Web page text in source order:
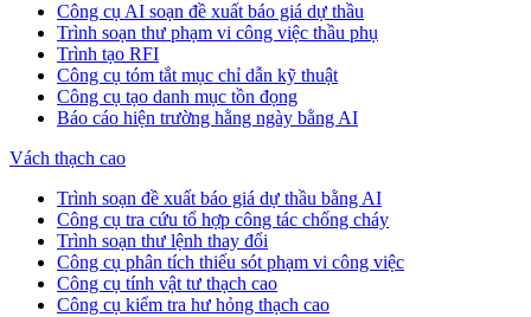
Công cụ AI soạn đề xuất báo giá dự thầu
Trình soạn thư phạm vi công việc thầu phụ
Trình tạo RFI
Công cụ tóm tắt mục chỉ dẫn kỹ thuật
Công cụ tạo danh mục tồn đọng
Báo cáo hiện trường hằng ngày bằng AI
Vách thạch cao
Trình soạn đề xuất báo giá dự thầu bằng AI
Công cụ tra cứu tổ hợp công tác chống cháy
Trình soạn thư lệnh thay đổi
Công cụ phân tích thiếu sót phạm vi công việc
Công cụ tính vật tư thạch cao
Công cụ kiểm tra hư hỏng thạch cao